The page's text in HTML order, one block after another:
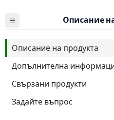
Описание
Описание на продукта
Допълнителна
Свързани продукти
Задайте въпрос